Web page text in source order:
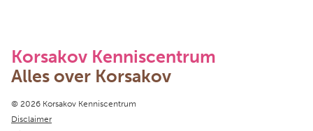
Korsakov Kenniscentrum
Alles over Korsakov
Copyright navigation
© 2026 Korsakov Kenniscentrum
Disclaimer